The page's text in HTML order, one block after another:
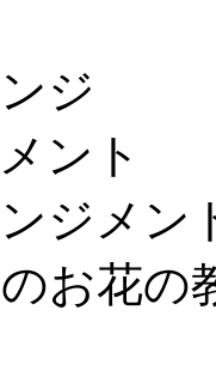
ジ
ント
ジメン
お花の